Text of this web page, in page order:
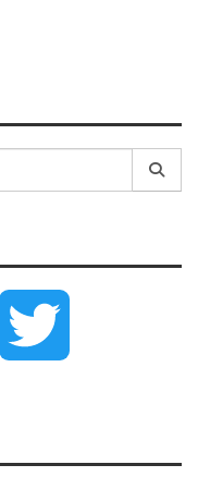
Instagram